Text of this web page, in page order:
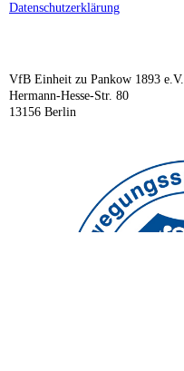
Datenschutzerklärung
VfB Einheit zu Pankow 1893 e.V.
Hermann-Hesse-Str. 80
13156 Berlin